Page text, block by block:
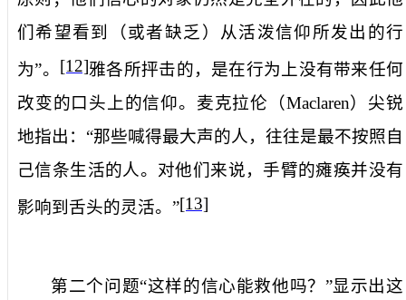
们希望看到（或者缺乏）从活泼信仰所发出的行
为”。 [12]雅各所抨击的，是在行为上没有带来任何
改变的口头上的信仰。麦克拉伦（Maclaren）尖锐
地指出：“那些喊得最大声的人，往往是最不按照自
己信条生活的人。对他们来说，手臂的瘫痪并没有
影响到舌头的灵活。”[13]
第二个问题“这样的信心能救他吗？ ”显示出这